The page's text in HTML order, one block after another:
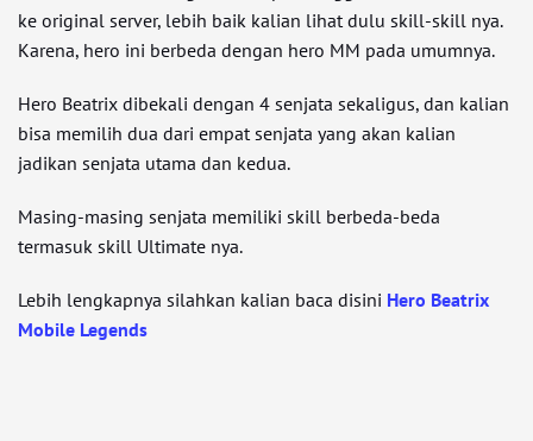
ke original server, lebih baik kalian lihat dulu skill-skill nya.
Karena, hero ini berbeda dengan hero MM pada umumnya.
Hero Beatrix dibekali dengan 4 senjata sekaligus, dan kalian
bisa memilih dua dari empat senjata yang akan kalian
jadikan senjata utama dan kedua.
Masing-masing senjata memiliki skill berbeda-beda
termasuk skill Ultimate nya.
Lebih lengkapnya silahkan kalian baca disini Hero Beatrix
Mobile Legends